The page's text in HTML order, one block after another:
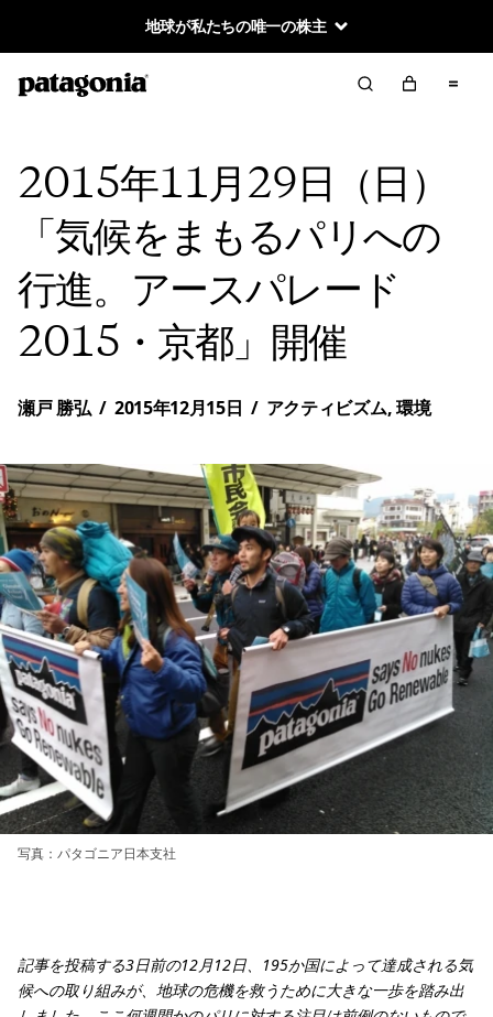
地球が私たちの唯一の株主
2015年11月29日（日）
「気候をまもるパリへの
行進。アースパレード
2015・京都」開催
瀬戸 勝弘 / 2015年12月15日 / アクティビズム,環境
写真：パタゴニア日本支社
記事を投稿する3日前の12月12日、195か国によって達成される気
候への取り組みが、地球の危機を救うために大きな一歩を踏み出